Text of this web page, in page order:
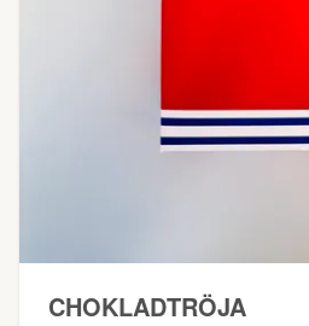
CHOKLADTRÖJA